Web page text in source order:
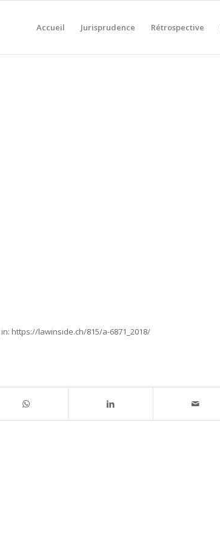
Accueil Jurisprudence Rétrospective
in: https://lawinside.ch/815/a-6871_2018/